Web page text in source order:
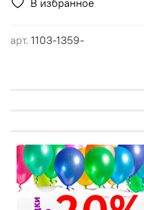
арт. 1103-1359-